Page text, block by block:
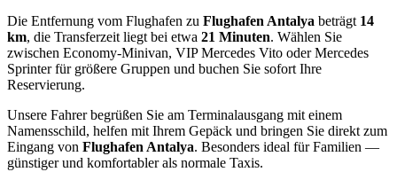
Die Entfernung vom Flughafen zu Flughafen Antalya beträgt 14
km, die Transferzeit liegt bei etwa 21 Minuten. Wählen Sie
zwischen Economy-Minivan, VIP Mercedes Vito oder Mercedes
Sprinter für größere Gruppen und buchen Sie sofort Ihre
Reservierung.
Unsere Fahrer begrüßen Sie am Terminalausgang mit einem
Namensschild, helfen mit Ihrem Gepäck und bringen Sie direkt zum
Eingang von Flughafen Antalya. Besonders ideal für Familien —
günstiger und komfortabler als normale Taxis.